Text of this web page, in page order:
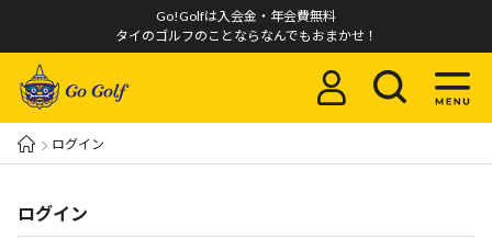
Go!Golfは入会金・年会費無料
タイのゴルフのことならなんでもおまかせ！
ログイン
ログイン